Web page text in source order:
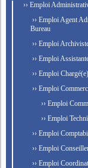
›› Emploi
›› Emploi Agent
Bureau
›› Emploi
›› Emploi
›› Emploi
›› Emploi
›› Emploi
›› Emploi
›› Emploi
›› Emploi
›› Emploi